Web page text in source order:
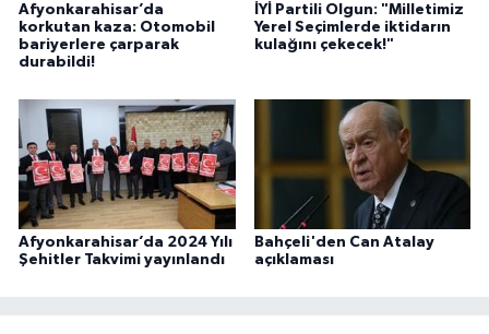
Afyonkarahisar’da
korkutan kaza: Otomobil
bariyerlere çarparak
durabildi!
İYİ Partili Olgun: "Milletimiz
Yerel Seçimlerde iktidarın
kulağını çekecek!"
Afyonkarahisar’da 2024 Yılı
Şehitler Takvimi yayınlandı
Bahçeli'den Can Atalay
açıklaması